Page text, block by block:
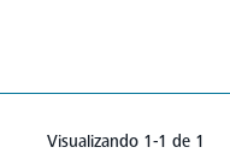
Visualizando 1-1 de 1